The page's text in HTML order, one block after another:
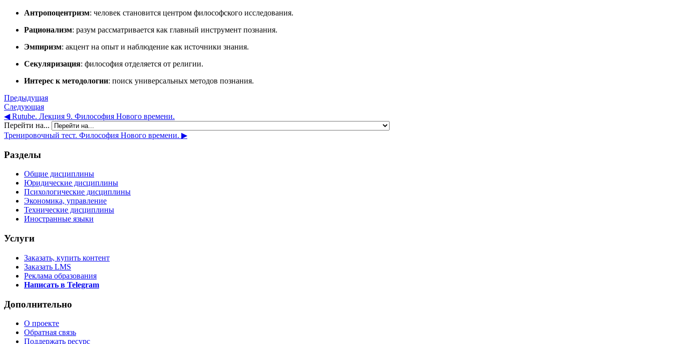
Антропоцентризм: человек становится центром философского исследования.
Рационализм: разум рассматривается как главный инструмент познания.
Эмпиризм: акцент на опыт и наблюдение как источники знания.
Секуляризация: философия отделяется от религии.
Интерес к методологии: поиск универсальных методов познания.
Предыдущая
Следующая
◀︎ Rutube. Лекция 9. Философия Нового времени.
Перейти на...
Тренировочный тест. Философия Нового времени. ▶︎
Разделы
Общие дисциплины
Юридические дисциплины
Психологические дисциплины
Экономика, управление
Технические дисциплины
Иностранные языки
Услуги
Заказать, купить контент
Заказать LMS
Реклама образования
Написать в Telegram
Дополнительно
О проекте
Обратная связь
Поддержать ресурс